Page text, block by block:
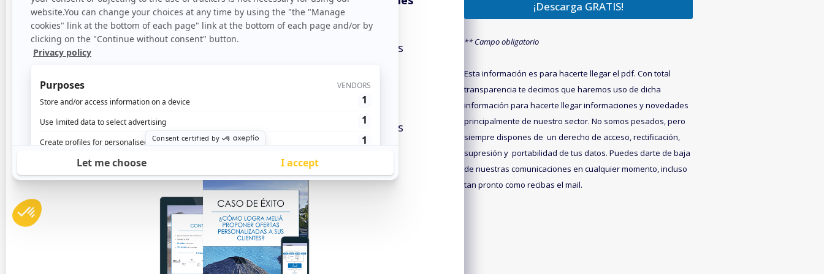
mercados de origen
Objetivo: pasar de un 25% a un 40% en ventas digitales
Mejoramos la experiencia digital del cliente e
incrementamos el número de clientes fieles
Objetivo: pasar de un 25% a un 40% en ventas digitales
*
¡Descarga GRATIS!
** Campo obligatorio
Esta información es para hacerte llegar el pdf. Con total
transparencia te decimos que haremos uso de dicha
información para hacerte llegar informaciones y novedades
principalmente de nuestro sector. No somos pesados, pero
siempre dispones de un derecho de acceso, rectificación,
supresión y portabilidad de tus datos. Puedes darte de baja
de nuestras comunicaciones en cualquier momento, incluso
tan pronto como recibas el mail.